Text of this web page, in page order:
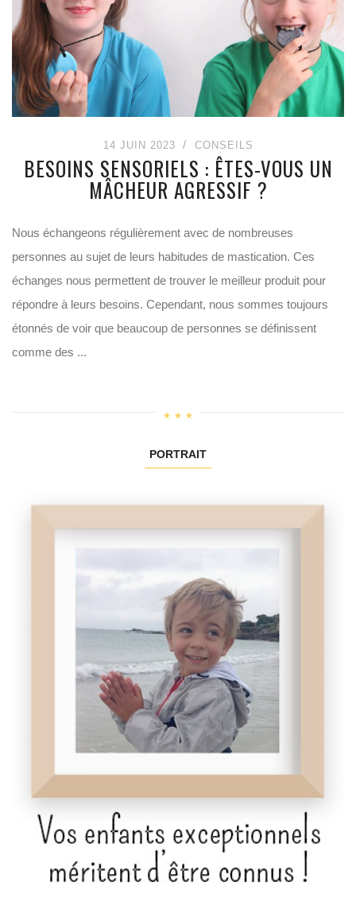
14 JUIN 2023 CONSEILS
BESOINS SENSORIELS : ÊTES-VOUS UN
MÂCHEUR AGRESSIF ?
Nous échangeons régulièrement avec de nombreuses
personnes au sujet de leurs habitudes de mastication. Ces
échanges nous permettent de trouver le meilleur produit pour
répondre à leurs besoins. Cependant, nous sommes toujours
étonnés de voir que beaucoup de personnes se définissent
comme des ...
PORTRAIT